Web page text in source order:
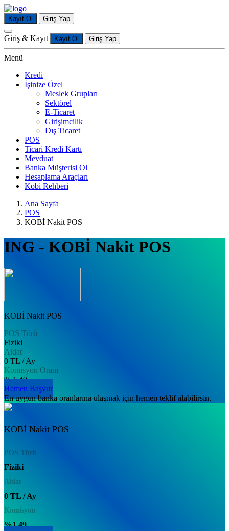
Kayıt Ol Giriş Yap
Giriş & Kayıt Kayıt Ol Giriş Yap
Menü
Kredi
İşinize Özel
Meslek Grupları
Sektörel
E-Ticaret
Girişimcilik
Dış Ticaret
POS
Ticari Kredi Kartı
Mevduat
Banka Müşterisi Ol
Hesaplama Araçları
Kobi Rehberi
Ana Sayfa
POS
KOBİ Nakit POS
ING - KOBİ Nakit POS
KOBİ Nakit POS
POS Türü
Fiziki
Aidat
0 TL / Ay
Komisyon Oranı
% 1.49
Hemen Başvur
En uygun banka oranlarına ulaşmak için hemen teklif alabilirsin.
KOBİ Nakit POS
POS Türü
Fiziki
Aidat
0 TL / Ay
Komisyon
%1.49